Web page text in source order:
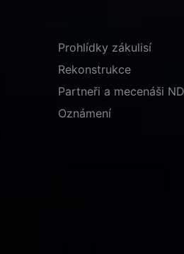
Prohlídky zákulisí
Rekonstrukce
Partneři a mecenáši
Oznámení